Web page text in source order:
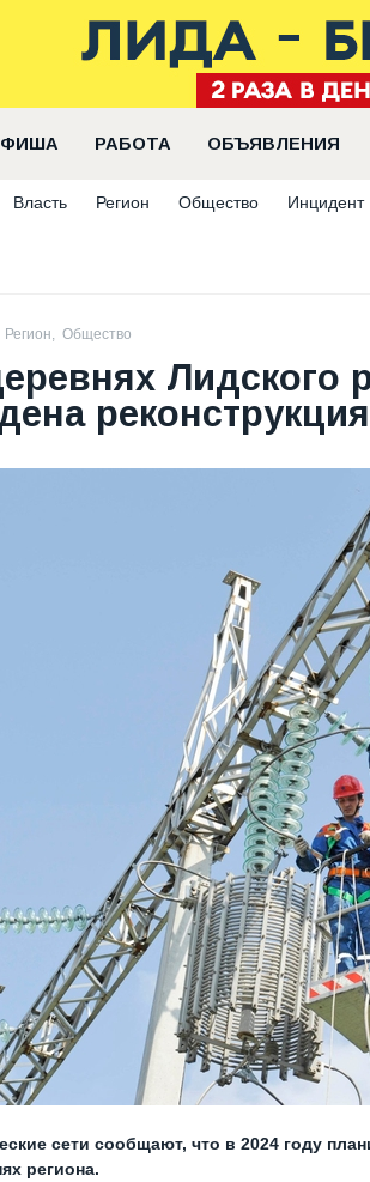
РАБОТА ОБЪЯВЛЕНИЯ
Власть Регион Общество Инцидент
Регион, Общество
Лидского
сети сообщают, что в 2024 году
региона.